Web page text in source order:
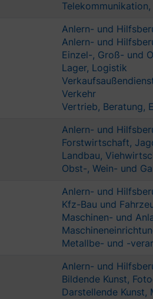
Anlern- und
Anlern- und
Einzel-, Groß- und
Lager, Logistik
Verkehr
Vertrieb, Beratung,
Anlern- und
Forstwirtschaft,
Landbau,
Obst-, Wein- und
Anlern- und
Kfz-Bau und
Maschinen- und
Metallbe- und -
Anlern- und
Bildende Kunst,
Darstellende Kunst,